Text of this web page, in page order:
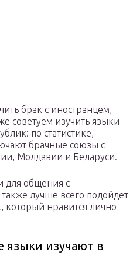
брак с иностранцем,
советуем изучить языки
по статистике,
брачные союзы с
Молдавии и Беларуси.
для общения с
лучше всего подойдет
который нравится лично
языки изучают в